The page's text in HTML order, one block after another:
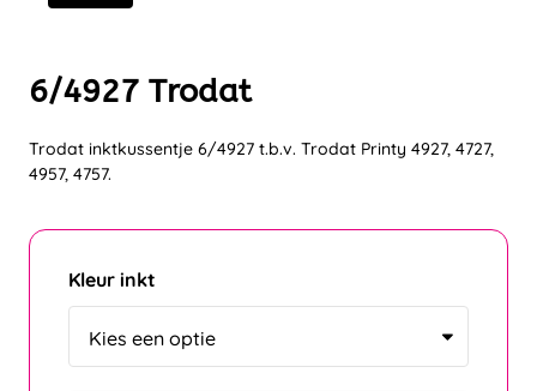
6/4927 Trodat
Trodat inktkussentje 6/4927 t.b.v. Trodat Printy 4927, 4727,
4957, 4757.
Kleur inkt